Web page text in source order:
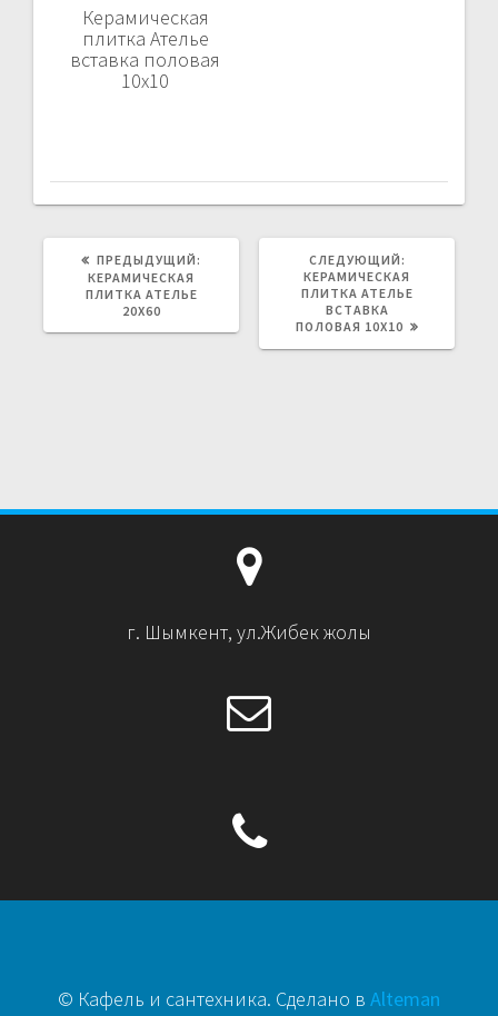
Керамическая
плитка Ателье
вставка половая
10х10
ПРЕДЫДУЩИЙ:
КЕРАМИЧЕСКАЯ
ПЛИТКА АТЕЛЬЕ
20Х60
СЛЕДУЮЩИЙ:
ЗАПИСЬ:
КЕРАМИЧЕСКАЯ
ПЛИТКА АТЕЛЬЕ
ВСТАВКА
ПОЛОВАЯ 10Х10
г. Шымкент, ул.Жибек жолы
© Кафель и сантехника. Сделано в Alteman